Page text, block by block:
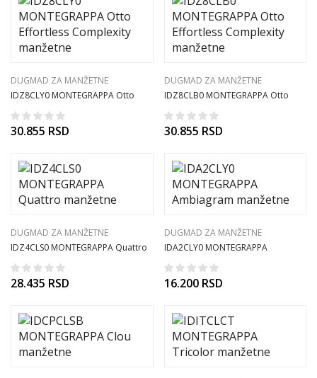
DUGMAD ZA MANŽETNE
IDZ8CLY0 MONTEGRAPPA Otto
Effortless Complexity manžetne
30.855 RSD
DUGMAD ZA MANŽETNE
IDZ8CLB0 MONTEGRAPPA Otto
Effortless Complexity manžetne
30.855 RSD
DUGMAD ZA MANŽETNE
IDZ4CLS0 MONTEGRAPPA Quattro
manžetne
28.435 RSD
DUGMAD ZA MANŽETNE
IDA2CLY0 MONTEGRAPPA
Ambiagram manžetne
16.200 RSD